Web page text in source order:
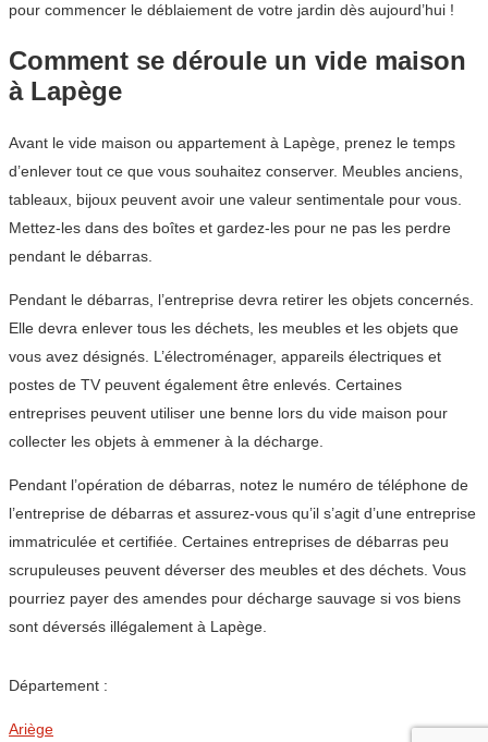
pour commencer le déblaiement de votre jardin dès aujourd’hui !
Comment se déroule un vide maison
à Lapège
Avant le vide maison ou appartement à Lapège, prenez le temps
d’enlever tout ce que vous souhaitez conserver. Meubles anciens,
tableaux, bijoux peuvent avoir une valeur sentimentale pour vous.
Mettez-les dans des boîtes et gardez-les pour ne pas les perdre
pendant le débarras.
Pendant le débarras, l’entreprise devra retirer les objets concernés.
Elle devra enlever tous les déchets, les meubles et les objets que
vous avez désignés. L’électroménager, appareils électriques et
postes de TV peuvent également être enlevés. Certaines
entreprises peuvent utiliser une benne lors du vide maison pour
collecter les objets à emmener à la décharge.
Pendant l’opération de débarras, notez le numéro de téléphone de
l’entreprise de débarras et assurez-vous qu’il s’agit d’une entreprise
immatriculée et certifiée. Certaines entreprises de débarras peu
scrupuleuses peuvent déverser des meubles et des déchets. Vous
pourriez payer des amendes pour décharge sauvage si vos biens
sont déversés illégalement à Lapège.
Département :
Ariège